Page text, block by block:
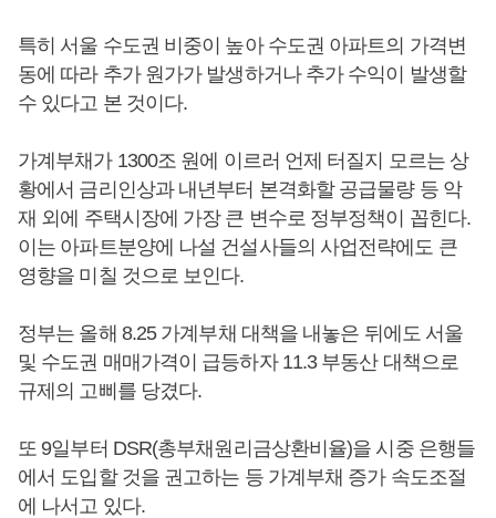
특히 서울 수도권 비중이 높아 수도권 아파트의 가격변
동에 따라 추가 원가가 발생하거나 추가 수익이 발생할
수 있다고 본 것이다.
가계부채가 1300조 원에 이르러 언제 터질지 모르는 상
황에서 금리인상과 내년부터 본격화할 공급물량 등 악
재 외에 주택시장에 가장 큰 변수로 정부정책이 꼽힌다.
이는 아파트분양에 나설 건설사들의 사업전략에도 큰
영향을 미칠 것으로 보인다.
정부는 올해 8.25 가계부채 대책을 내놓은 뒤에도 서울
및 수도권 매매가격이 급등하자 11.3 부동산 대책으로
규제의 고삐를 당겼다.
또 9일부터 DSR(총부채원리금상환비율)을 시중 은행들
에서 도입할 것을 권고하는 등 가계부채 증가 속도조절
에 나서고 있다.